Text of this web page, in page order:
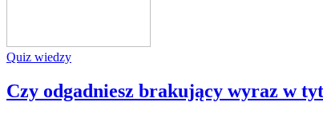
Quiz wiedzy
Czy odgadniesz brakujący wyraz w